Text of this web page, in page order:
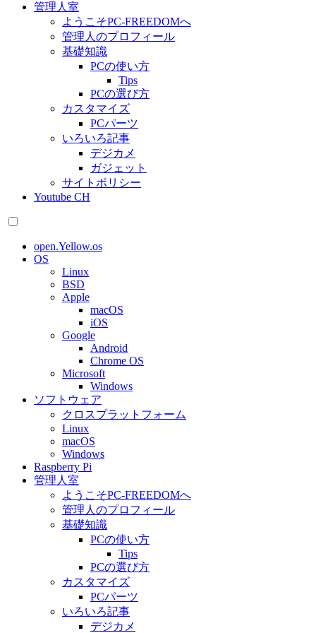
管理人室
ようこそPC-FREEDOMへ
管理人のプロフィール
基礎知識
PCの使い方
Tips
PCの選び方
カスタマイズ
PCパーツ
いろいろ記事
デジカメ
ガジェット
サイトポリシー
Youtube CH
open.Yellow.os
OS
Linux
BSD
Apple
macOS
iOS
Google
Android
Chrome OS
Microsoft
Windows
ソフトウェア
クロスプラットフォーム
Linux
macOS
Windows
Raspberry Pi
管理人室
ようこそPC-FREEDOMへ
管理人のプロフィール
基礎知識
PCの使い方
Tips
PCの選び方
カスタマイズ
PCパーツ
いろいろ記事
デジカメ